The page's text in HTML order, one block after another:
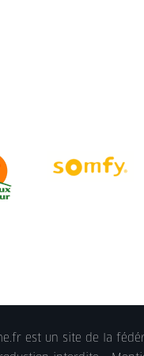
est un site de la